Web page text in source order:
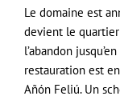
Le domaine est
devient le quartier
l’abandon
restauration est
Añón Feliú. Un